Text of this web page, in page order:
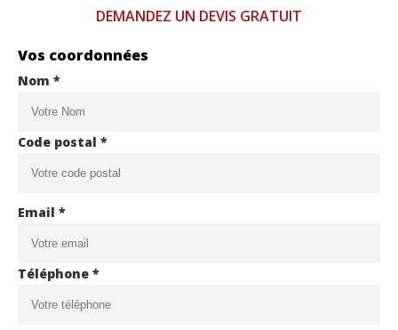
DEMANDEZ UN DEVIS GRATUIT
Vos coordonnées
Nom *
Code postal *
Email *
Téléphone *